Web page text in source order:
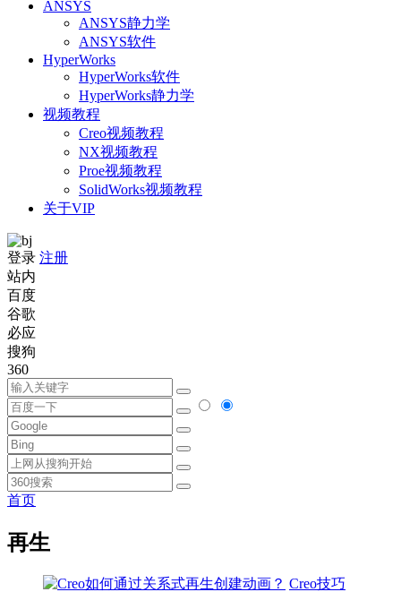
ANSYS
ANSYS静力学
ANSYS软件
HyperWorks
HyperWorks软件
HyperWorks静力学
视频教程
Creo视频教程
NX视频教程
Proe视频教程
SolidWorks视频教程
关于VIP
登录 注册
站内
百度
谷歌
必应
搜狗
360
首页
再生
Creo技巧